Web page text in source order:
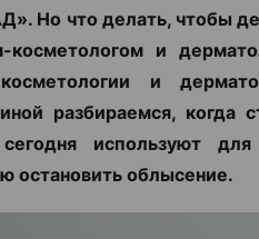
Но что делать, чтобы
косметологом и
и
разбираемся, когда
используют
остановить облысение.